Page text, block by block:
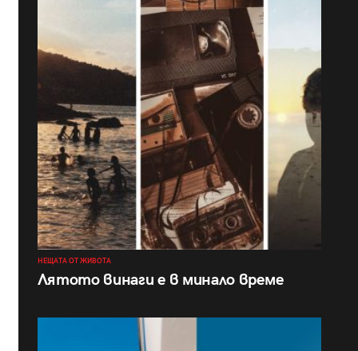
НЕЩАТА ОТ ЖИВОТА
Лятото винаги е в минало време